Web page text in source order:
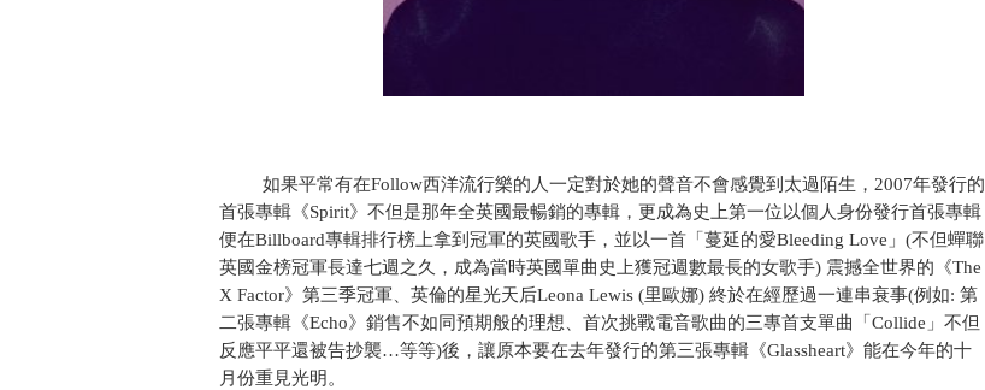
如果平常有在Follow西洋流行樂的人一定對於她的聲音不會感覺到太過陌生，2007年發行的
首張專輯《Spirit》不但是那年全英國最暢銷的專輯，更成為史上第一位以個人身份發行首張專輯
便在Billboard專輯排行榜上拿到冠軍的英國歌手，並以一首「蔓延的愛Bleeding Love」(不但蟬聯
英國金榜冠軍長達七週之久，成為當時英國單曲史上獲冠週數最長的女歌手) 震撼全世界的《The
X Factor》第三季冠軍、英倫的星光天后Leona Lewis (里歐娜) 終於在經歷過一連串衰事(例如: 第
二張專輯《Echo》銷售不如同預期般的理想、首次挑戰電音歌曲的三專首支單曲「Collide」不但
反應平平還被告抄襲…等等)後，讓原本要在去年發行的第三張專輯《Glassheart》能在今年的十
月份重見光明。